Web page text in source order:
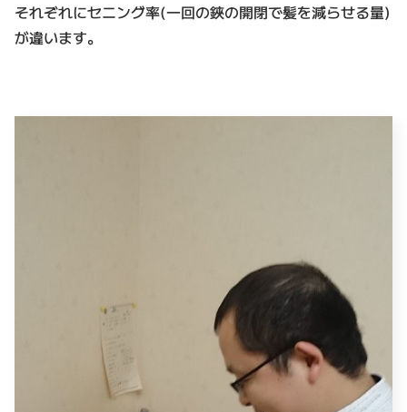
それぞれにセニング率(一回の鋏の開閉で髪を減らせる量)
が違います。